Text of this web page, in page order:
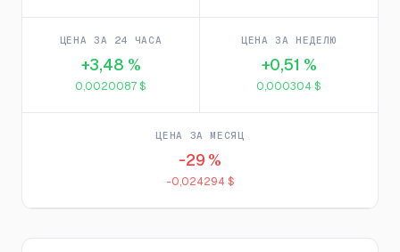
ЦЕНА ЗА 24 ЧАСА
+3,48 %
0,0020087 $
ЦЕНА ЗА НЕДЕЛЮ
+0,51 %
0,000304 $
ЦЕНА ЗА МЕСЯЦ
-29 %
-0,024294 $